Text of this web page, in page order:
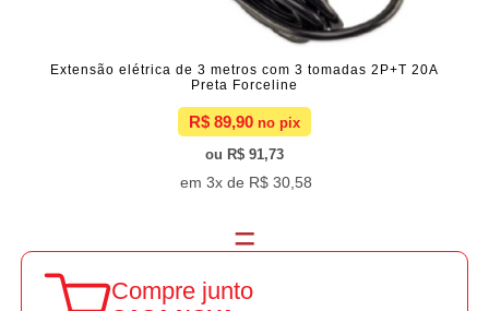
Extensão elétrica de 3 metros com 3 tomadas 2P+T 20A
Preta Forceline
R$ 89,90
R$ 91,73
3x de R$ 30,58
Compre junto